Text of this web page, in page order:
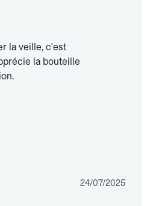
la veille, c'est
la bouteille
24/07/2025